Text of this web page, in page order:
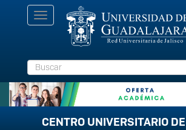
Toggle
navigation
Buscar
CENTRO UNIVERSITARIO